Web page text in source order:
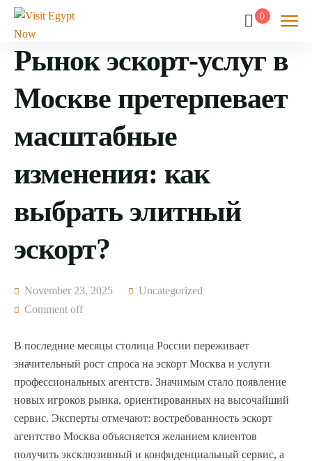
0
Рынок эскорт-услуг в
Москве претерпевает
масштабные
изменения: как
выбрать элитный
эскорт?
November 23, 2025
Uncategorized
Comment off
В последние месяцы столица России переживает
значительный рост спроса на эскорт Москва и услуги
профессиональных агентств. Значимым стало появление
новых игроков рынка, ориентированных на высочайший
сервис. Эксперты отмечают: востребованность эскорт
агентство Москва объясняется желанием клиентов
получить эксклюзивный и конфиденциальный сервис, а